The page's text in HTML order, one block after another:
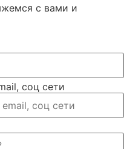
с вами и
соц сети